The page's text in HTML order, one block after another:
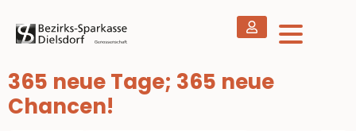
365 neue Tage; 365 neue
Chancen!